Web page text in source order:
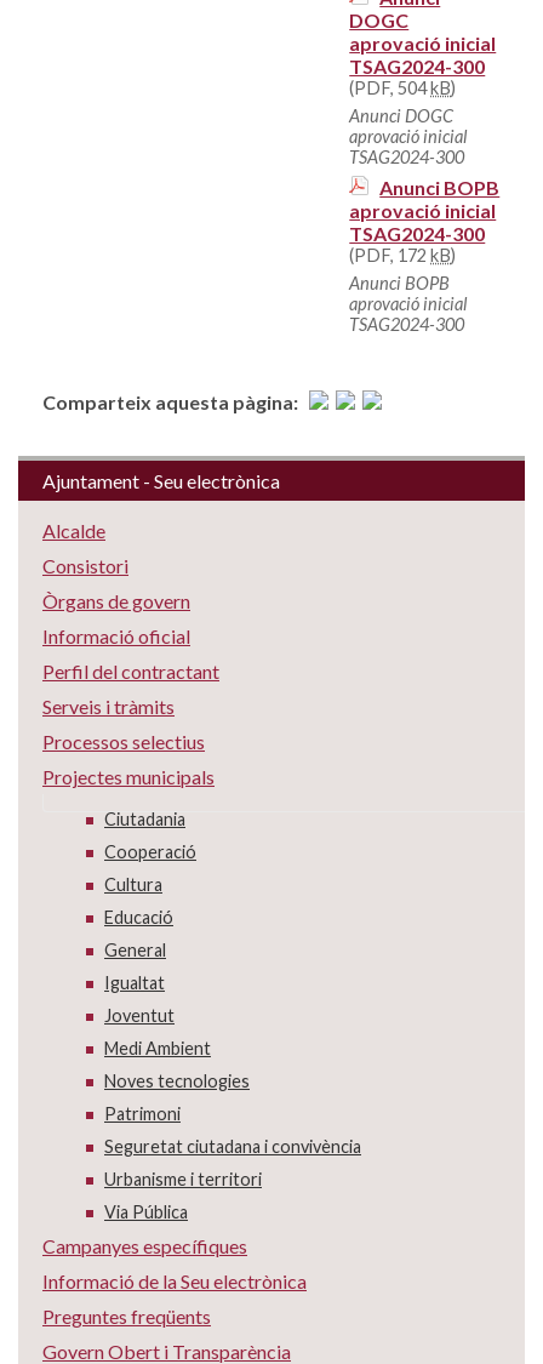
DOGC
aprovació inicial
TSAG2024-300
(PDF, 504kB)
Anunci DOGC
aprovació inicial
TSAG2024-300
Anunci BOPB
aprovació inicial
TSAG2024-300
(PDF, 172kB)
Anunci BOPB
aprovació inicial
TSAG2024-300
Comparteix aquesta pàgina:
Ajuntament - Seu electrònica
Alcalde
Consistori
Òrgans de govern
Informació oficial
Perfil del contractant
Serveis i tràmits
Processos selectius
Projectes municipals
Ciutadania
Cooperació
Cultura
Educació
General
Igualtat
Joventut
Medi Ambient
Noves tecnologies
Patrimoni
Seguretat ciutadana i convivència
Urbanisme i territori
Via Pública
Campanyes específiques
Informació de la Seu electrònica
Preguntes freqüents
Govern Obert i Transparència